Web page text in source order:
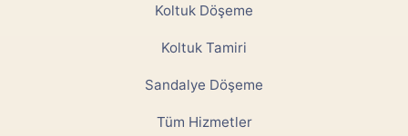
Koltuk Döşeme
Koltuk Tamiri
Sandalye Döşeme
Tüm Hizmetler